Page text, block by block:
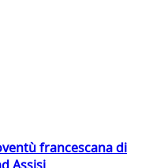
francescana di
Assisi